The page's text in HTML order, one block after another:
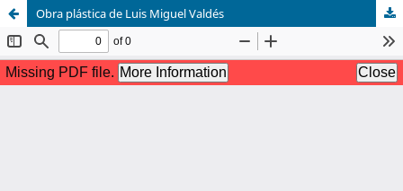
Obra plástica de Luis Miguel Valdés